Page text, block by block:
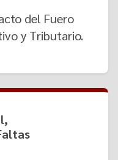
del Fuero
y Tributario.